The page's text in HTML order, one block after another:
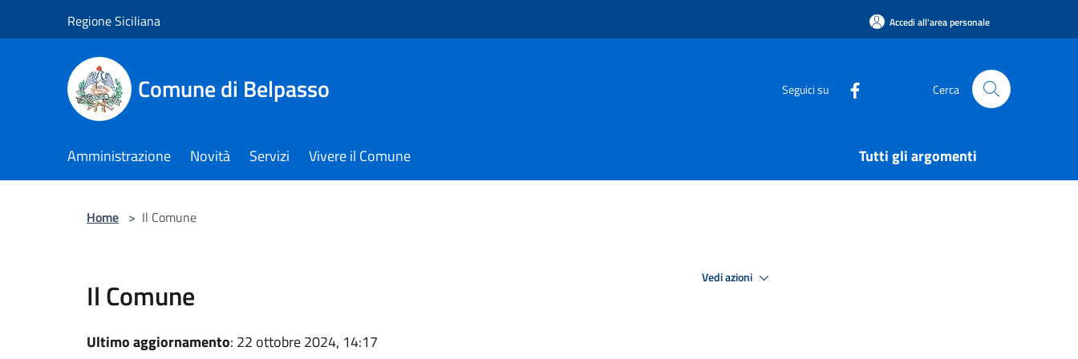
Regione Siciliana Accedi all'area personale
Comune di Belpasso Seguici su Cerca
Amministrazione Novità Servizi Vivere il Comune Tutti gli argomenti
Home > Il Comune
Il Comune
Ultimo aggiornamento: 22 ottobre 2024, 14:17
Vedi azioni